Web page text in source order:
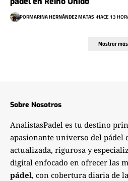
PORMARINA HERNÁNDEZ MATAS HACE 13
Mostrar más
Sobre Nosotros
AnalistasPadel es tu destino
apasionante universo del
actualizada, rigurosa y
digital enfocado en ofrecer las
pádel, con cobertura diaria de